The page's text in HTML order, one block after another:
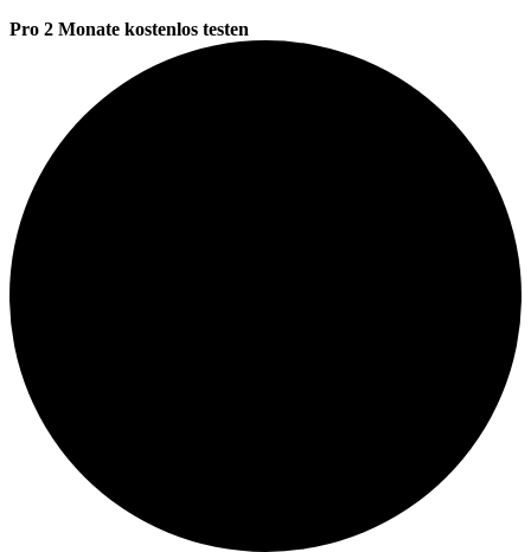
Pro 2 Monate kostenlos testen